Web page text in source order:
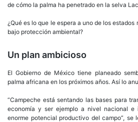
de cómo la palma ha penetrado en la selva
¿Qué es lo que le espera a uno de los
bajo protección ambiental?
Un plan ambicioso
El Gobierno de México tiene planeado
palma africana en los próximos años. Así lo
“Campeche está sentando las bases para
economía y ser ejemplo a nivel nacional e
enorme potencial productivo del campo”, se